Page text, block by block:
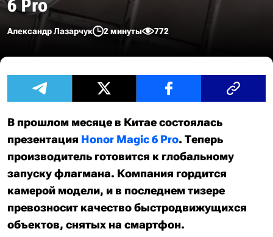
6 Pro
Александр Лазарчук 2 минуты 772
В прошлом месяце в Китае состоялась
презентация Honor Magic 6 Pro. Теперь
производитель готовится к глобальному
запуску флагмана. Компания гордится
камерой модели, и в последнем тизере
превозносит качество быстродвижущихся
объектов, снятых на смартфон.